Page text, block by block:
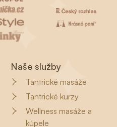
Naše služby
Tantrické masáže
Tantrické kurzy
Wellness masáže a
kúpele